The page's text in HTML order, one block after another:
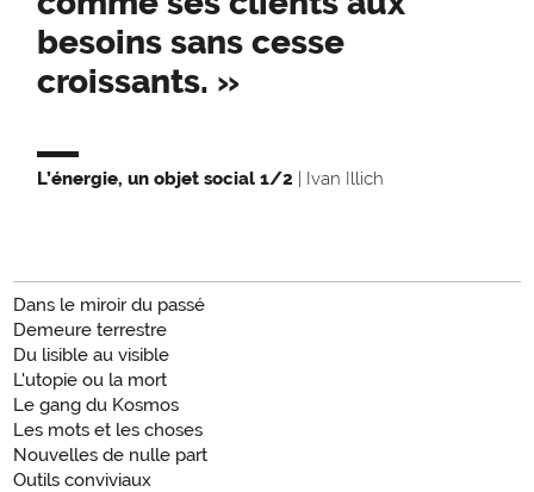
besoins sans cesse
croissants. »
L’énergie, un objet social 1/2 | Ivan Illich
Dans le miroir du passé
Demeure terrestre
Du lisible au visible
L'utopie ou la mort
Le gang du Kosmos
Les mots et les choses
Nouvelles de nulle part
Outils conviviaux